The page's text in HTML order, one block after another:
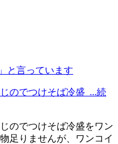
と言っています
のでつけそば冷盛 ...続
のでつけそば冷盛をワン
足りませんが、ワンコイ